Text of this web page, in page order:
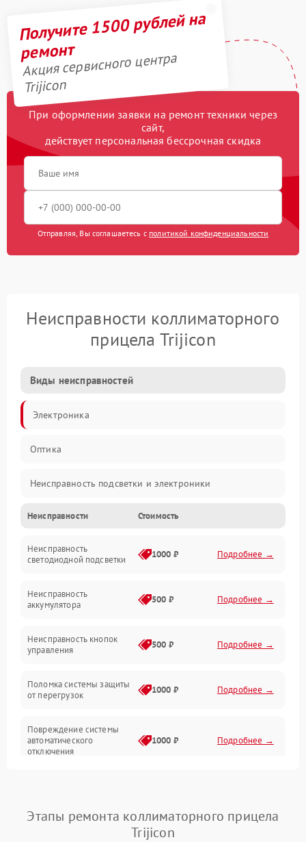
Получите 1500 рублей на
ремонт
Акция сервисного центра
Trijicon
При оформлении заявки на ремонт техники через
сайт,
действует персональная бессрочная скидка
Отправляя, Вы соглашаетесь с политикой конфиденциальности
Неисправности коллиматорного
прицела Trijicon
Виды неисправностей
Электроника
Оптика
Неисправность подсветки и электроники
Неисправность изображения
Электропитание
Прочие неисправности
Неисправность управления
Неисправности Стоимость
Неисправность
светодиодной подсветки
1000 ₽ Подробнее →
Неисправность
аккумулятора
500 ₽ Подробнее →
Неисправность кнопок
управления
500 ₽ Подробнее →
Поломка системы защиты
от перегрузок
1000 ₽ Подробнее →
Повреждение системы
автоматического
отключения
1000 ₽ Подробнее →
Этапы ремонта коллиматорного прицела
Trijicon